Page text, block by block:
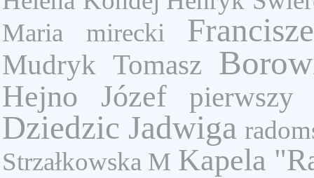
Maria
mirecki
Mudryk Tomasz
Hejno Józef pierwszy
Dziedzic Jadwiga
Strzałkowska M Kapela